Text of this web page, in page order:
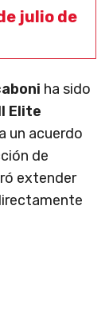
julio de
ha sido
Elite
un acuerdo
de
extender